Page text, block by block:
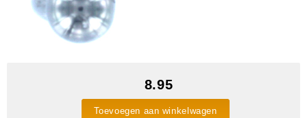
8.95
Toevoegen aan winkelwagen